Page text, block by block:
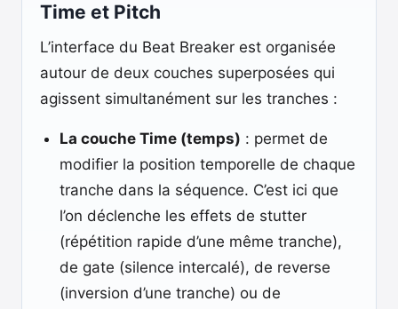
Time et Pitch
L’interface du Beat Breaker est organisée
autour de deux couches superposées qui
agissent simultanément sur les tranches :
La couche Time (temps) : permet de
modifier la position temporelle de chaque
tranche dans la séquence. C’est ici que
l’on déclenche les effets de stutter
(répétition rapide d’une même tranche),
de gate (silence intercalé), de reverse
(inversion d’une tranche) ou de